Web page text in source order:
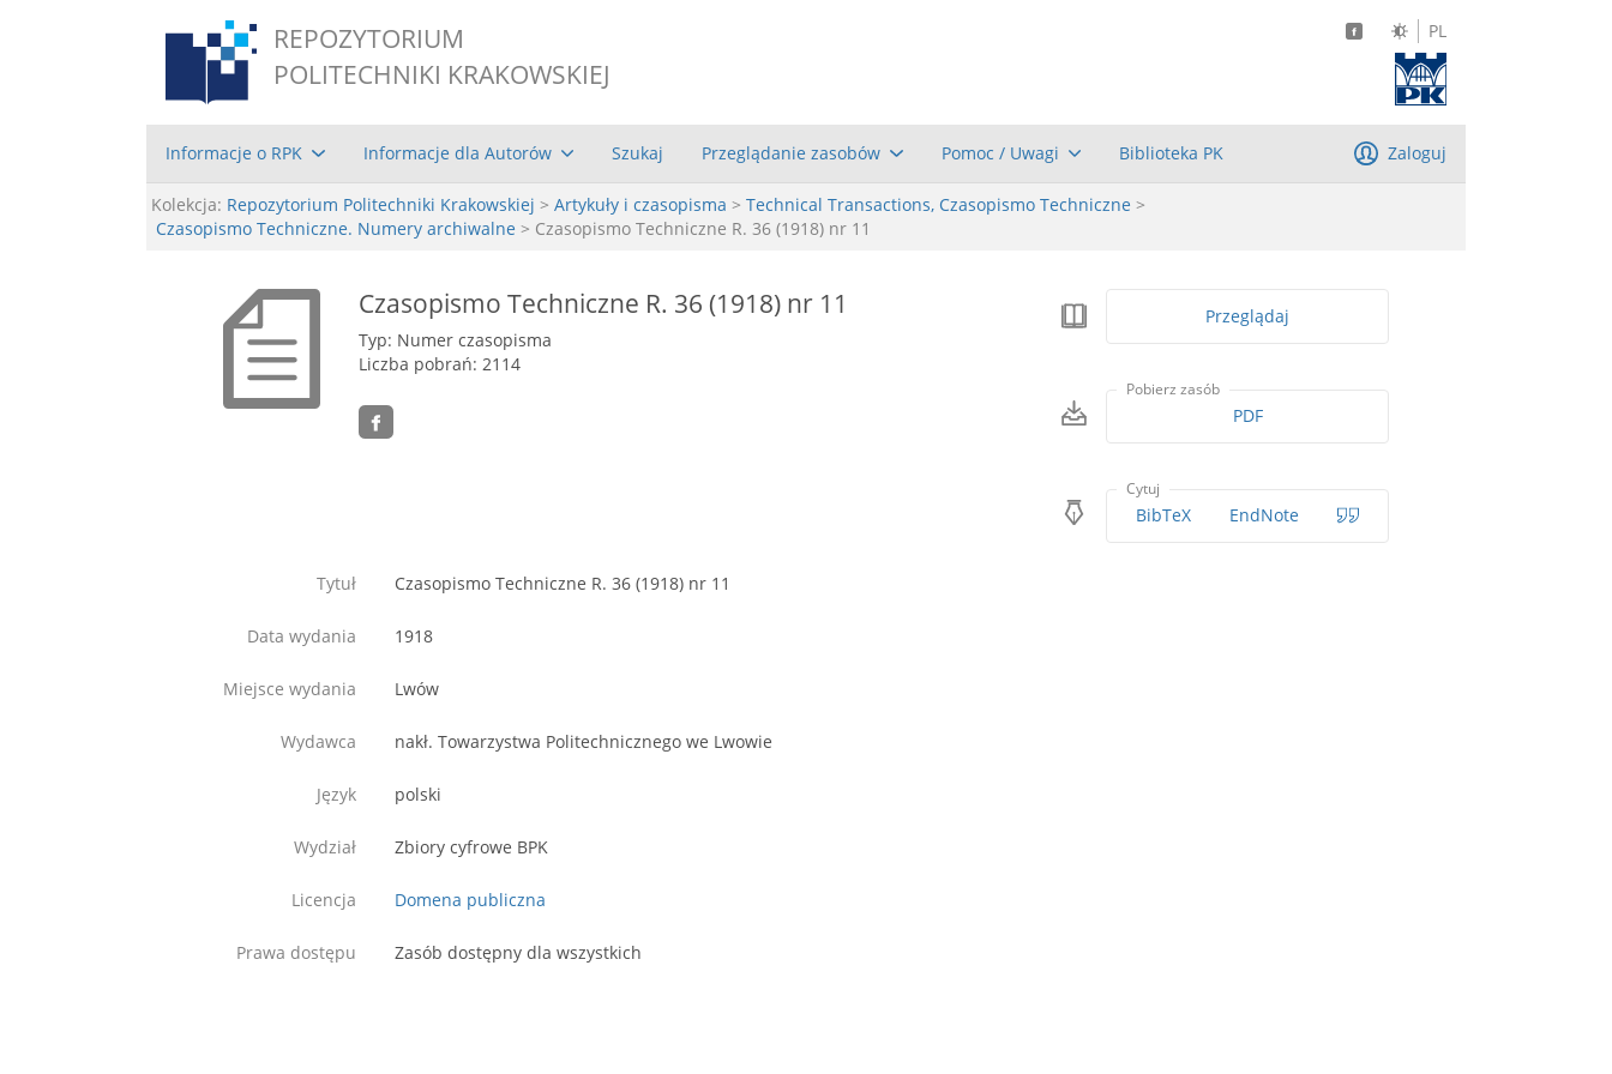
REPOZYTORIUM
POLITECHNIKI KRAKOWSKIEJ
PL
Informacje o RPK Informacje dla Autorów Szukaj Przeglądanie zasobów Pomoc / Uwagi Biblioteka PK Zaloguj
Kolekcja: Repozytorium Politechniki Krakowskiej > Artykuły i czasopisma > Technical Transactions, Czasopismo Techniczne >
Czasopismo Techniczne. Numery archiwalne > Czasopismo Techniczne R. 36 (1918) nr 11
Czasopismo Techniczne R. 36 (1918) nr 11
Typ: Numer czasopisma
Liczba pobrań: 2114
Przeglądaj
Pobierz zasób
PDF
Cytuj
BibTeX EndNote
Tytuł Czasopismo Techniczne R. 36 (1918) nr 11
Data wydania 1918
Miejsce wydania Lwów
Wydawca nakł. Towarzystwa Politechnicznego we Lwowie
Język polski
Wydział Zbiory cyfrowe BPK
Licencja Domena publiczna
Prawa dostępu Zasób dostępny dla wszystkich